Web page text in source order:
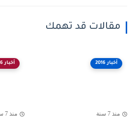
مقالات قد تهمك
أخبار 2016
منذ 7 سنة
أخبار 2016
منذ 7 سنة